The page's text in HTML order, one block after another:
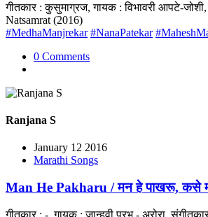
गीतकार : कुसुमाग्रज, गायक : विभावरी आपटे-
Natsamrat (2016)
#MedhaManjrekar #NanaPatekar
0 Comments
Ranjana S
January 12 2016
Marathi Songs
Man He Pakharu / मन हे पाखरू, कसे
गीतकार : -, गायक : जान्हवी प्रभू - अरोरा,